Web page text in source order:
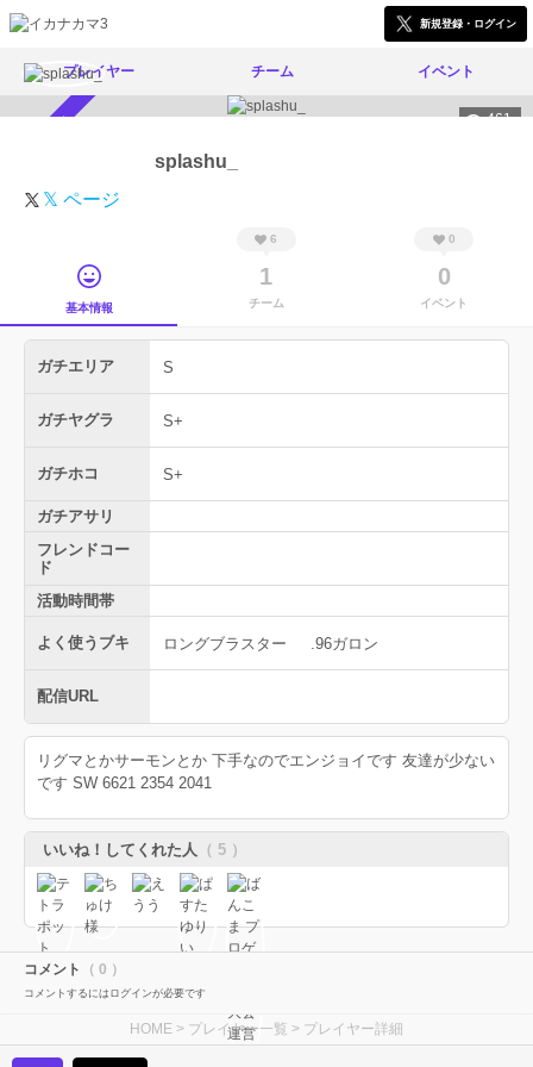
新規登録・ログイン
プレイヤー チーム イベント
461
splashu_
𝕏 ページ
基本情報
6
1
チーム
0
0
イベント
ガチエリア S
ガチヤグラ S+
ガチホコ S+
ガチアサリ
フレンドコー
ド
活動時間帯
よく使うブキ ロングブラスター .96ガロン
配信URL
リグマとかサーモンとか 下手なのでエンジョイです 友達が少ない
です SW 6621 2354 2041
いいね！してくれた人 （ 5 ）
コメント （ 0 ）
コメントするにはログインが必要です
HOME > プレイヤー一覧 > プレイヤー詳細